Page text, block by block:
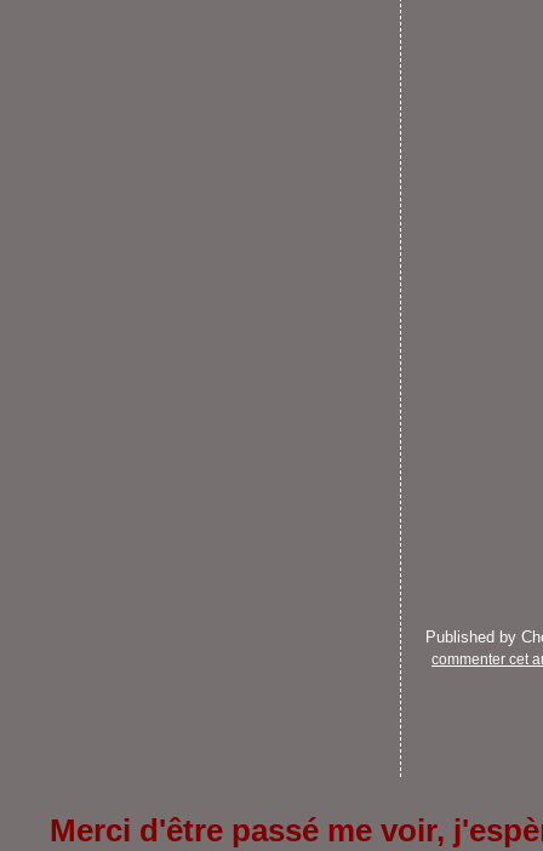
Published by
commenter cet
Merci d'être passé me voir,